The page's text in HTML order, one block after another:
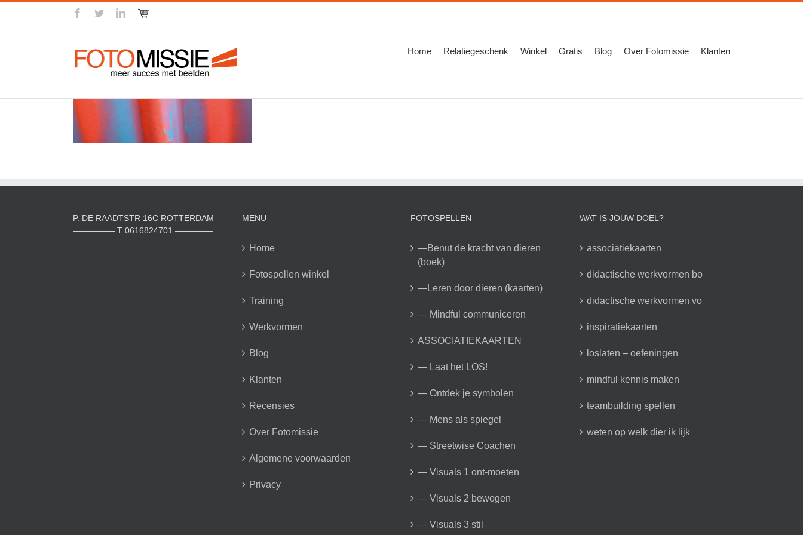
facebook
twitterlinkedin
Winkel
Home Relatiegeschenk Winkel Gratis Blog Over Fotomissie Klanten
P. DE RAADTSTR 16C ROTTERDAM
————— T 0616824701 ————–
MENU
Home
Fotospellen winkel
Training
Werkvormen
Blog
Klanten
Recensies
Over Fotomissie
Algemene voorwaarden
Privacy
FOTOSPELLEN
—Benut de kracht van dieren
(boek)
—Leren door dieren (kaarten)
— Mindful communiceren
ASSOCIATIEKAARTEN
— Laat het LOS!
— Ontdek je symbolen
— Mens als spiegel
— Streetwise Coachen
— Visuals 1 ont-moeten
— Visuals 2 bewogen
— Visuals 3 stil
WAT IS JOUW DOEL?
associatiekaarten
didactische werkvormen bo
didactische werkvormen vo
inspiratiekaarten
loslaten – oefeningen
mindful kennis maken
teambuilding spellen
weten op welk dier ik lijk